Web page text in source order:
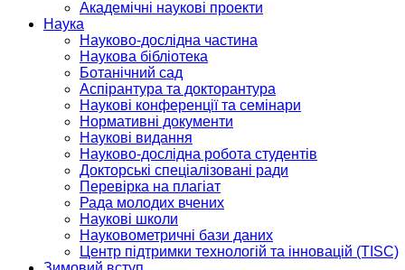
Академічні наукові проекти
Наука
Науково-дослідна частина
Наукова бібліотека
Ботанічний сад
Аспірантура та докторантура
Наукові конференції та семінари
Нормативні документи
Наукові видання
Науково-дослідна робота студентів
Докторські спеціалізовані ради
Перевірка на плагіат
Рада молодих вчених
Наукові школи
Науковометричні бази даних
Центр підтримки технологій та інновацій (TISC)